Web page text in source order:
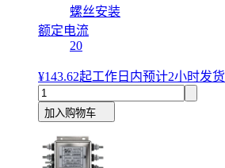
螺丝安装
额定电流
20
¥143.62起工作日内预计2小时发货
加入购物车